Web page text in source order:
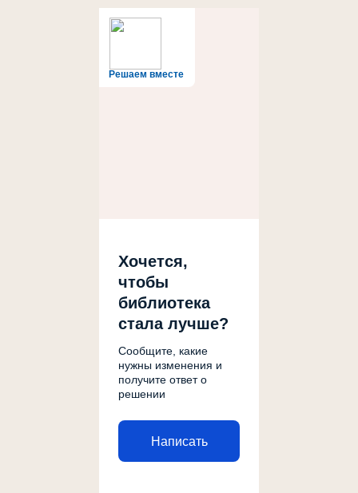
Решаем вместе
Хочется,
чтобы
библиотека
стала лучше?
Сообщите, какие
нужны изменения и
получите ответ о
решении
Написать